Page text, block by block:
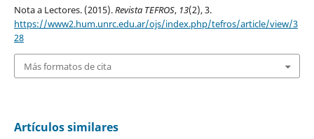
Nota a Lectores. (2015).Revista TEFROS, 13(2), 3.
https://www2.hum.unrc.edu.ar/ojs/index.php/tefros/article/view/3
28
Más formatos de cita
Artículos similares